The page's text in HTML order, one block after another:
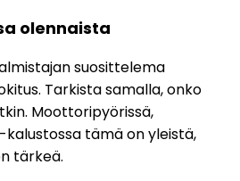
olennaista
suosittelema
Tarkista samalla, onko
Moottoripyörissä,
tämä on yleistä,
tärkeä.